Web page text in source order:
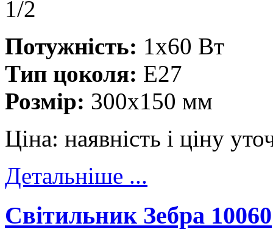
Потужність: 1x60 Вт
Тип цоколя: E27
Розмір: 300x150 мм
Ціна: наявність і ціну
Детальніше ...
Cвітильник Зебра 10060